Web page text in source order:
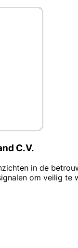
C.V.
in de
om veilig te